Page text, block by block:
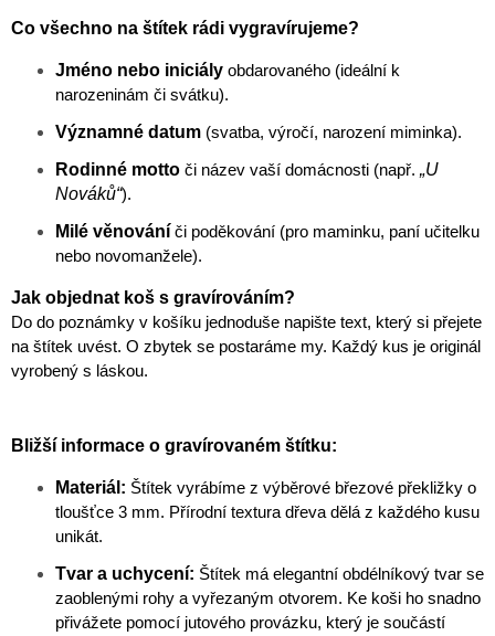
Co všechno na štítek rádi vygravírujeme?
Jméno nebo iniciály obdarovaného (ideální k
narozeninám či svátku).
Významné datum (svatba, výročí, narození miminka).
Rodinné motto či název vaší domácnosti (např. „U
Nováků“).
Milé věnování či poděkování (pro maminku, paní učitelku
nebo novomanžele).
Jak objednat koš s gravírováním?
Do do poznámky v košíku jednoduše napište text, který si přejete
na štítek uvést. O zbytek se postaráme my. Každý kus je originál
vyrobený s láskou.
Bližší informace o gravírovaném štítku:
Materiál: Štítek vyrábíme z výběrové březové překližky o
tloušťce 3 mm. Přírodní textura dřeva dělá z každého kusu
unikát.
Tvar a uchycení: Štítek má elegantní obdélníkový tvar se
zaoblenými rohy a vyřezaným otvorem. Ke koši ho snadno
přivážete pomocí jutového provázku, který je součástí